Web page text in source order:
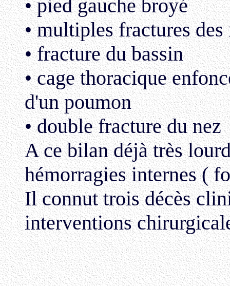
• pied gauche broyé
• multiples fractures
• fracture du bassin
• cage thoracique
d'un poumon
• double fracture du nez
A ce bilan déjà très
hémorragies internes (
Il connut trois décès
interventions